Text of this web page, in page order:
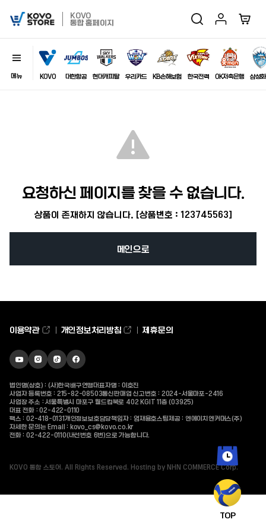
KOVO
Store
KOVO
통합 홈페이지
검색
닫기
마이페이지장바구
이미지
KOVO 대한항공 현대캐피탈 우리카드 KB손해보험 한국전력 OK저축은행 삼성
요청하신 페이지를 찾을 수 없습니다.
상품이 존재하지 않습니다. [상품번호 : 123745563]
메인으로
이용약관 개인정보처리방침 제휴문의
유튜브
바로가기
인스타그램
바로가기
틱톡
바로가기
페이스북
바로가기
법인명(상호) : (사)한국배구연맹 대표자명 : 이호진
사업자 등록번호 : 215-82-08503통신판매업 신고번호 : 2024-서울마포-2416
사업장 주소 : 서울특별시 마포구 월드컵북로 402 KGIT 11층 (03925)
대표 전화 :02-422-0110
팩스 : 02-418-0131 개인정보보호담당책임자 : 엄재용호스팅제공 : 엔에이치엔커머스(주)
자세한 문의는 Email : kovo_cs@kovo.co.kr
전화 : 02-422-0110(내선번호 6번)으로 가능합니다.
KOVO 통합 스토어. All Rights Reserved. Hosting by NHN COMMERCE Corp.
TOP